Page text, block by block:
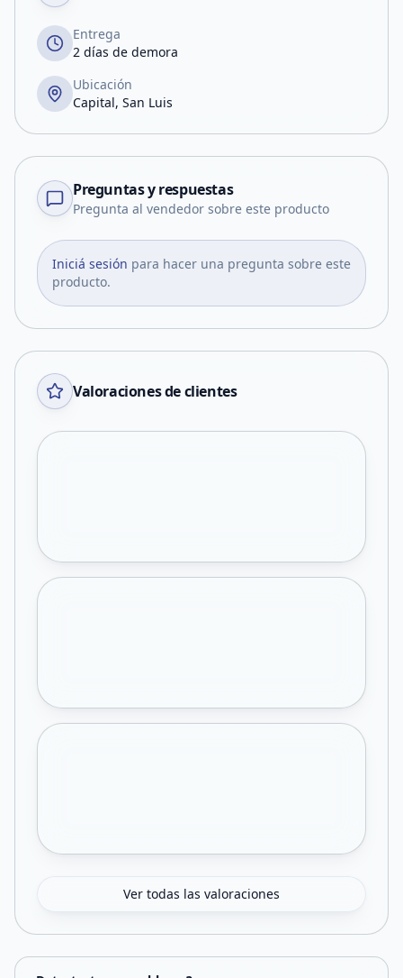
Entrega
2 días de demora
Ubicación
Capital, San Luis
Preguntas y respuestas
Pregunta al vendedor sobre este producto
Iniciá sesión para hacer una pregunta sobre este
producto.
Valoraciones de clientes
Ver todas las valoraciones